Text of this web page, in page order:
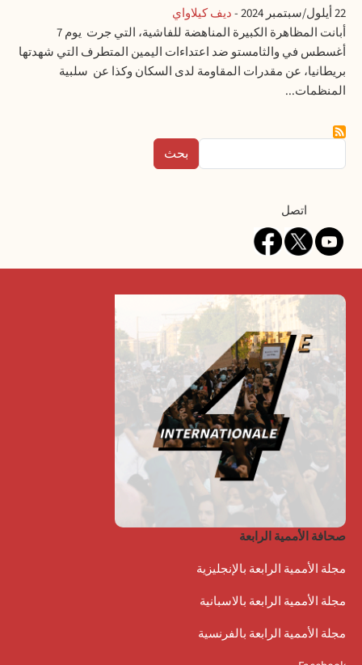
22 أيلول/سبتمبر 2024 -ديف كيلاواي
أبانت المظاهرة الكبيرة المناهضة للفاشية، التي جرت يوم 7
أغسطس في والثامستو ضد اعتداءات اليمين المتطرف التي شهدتها
بريطانيا، عن مقدرات المقاومة لدى السكان وكذا عن سلبية
المنظمات...
Contactاتصل
صحافة الأممية الرابعة
مجلة الأممية الرابعة بالإنجليزية
مجلة الأممية الرابعة بالاسبانية
مجلة الأممية الرابعة بالفرنسية